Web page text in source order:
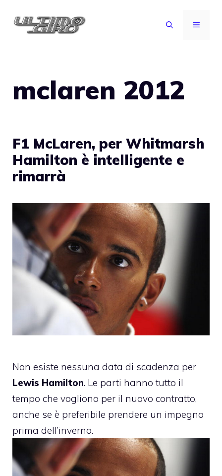
MENU
mclaren 2012
F1 McLaren, per Whitmarsh
Hamilton è intelligente e
rimarrà
Non esiste nessuna data di scadenza per
Lewis Hamilton. Le parti hanno tutto il
tempo che vogliono per il nuovo contratto,
anche se è preferibile prendere un impegno
prima dell’inverno.